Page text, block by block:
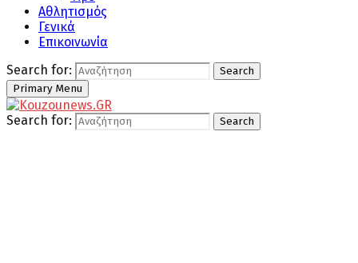
Αθλητισμός
Γενικά
Επικοινωνία
Search for:
Search
Primary Menu
Search for: Search